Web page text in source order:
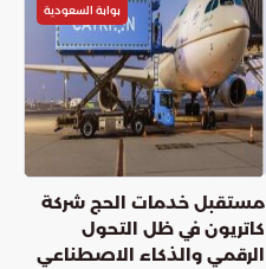
بوابة السعودية
مستقبل خدمات الحج شركة
كاتريون في ظل التحول
الرقمي والذكاء الاصطناعي